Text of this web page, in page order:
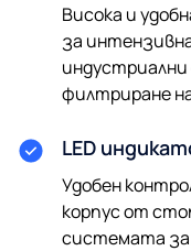
Висока и
за
филтриране
LED
Удобен
корпус от
системата за